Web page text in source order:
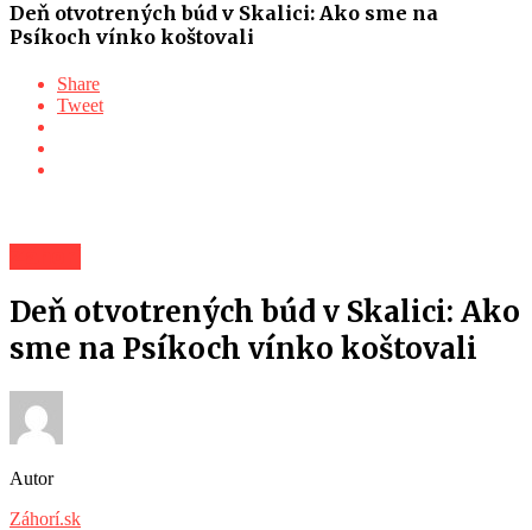
Deň otvotrených búd v Skalici: Ako sme na
Psíkoch vínko koštovali
Share
Tweet
Deň otvotrených búd v Skalici: Ako
sme na Psíkoch vínko koštovali
Autor
Záhorí.sk